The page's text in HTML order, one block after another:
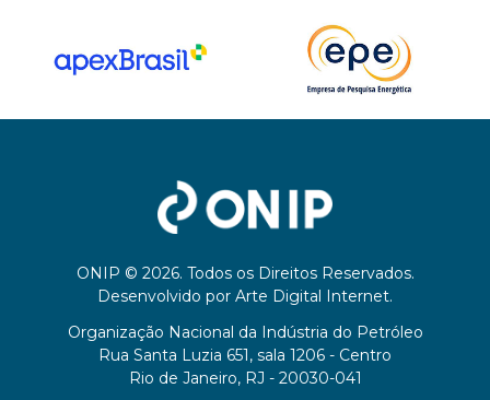
ONIP © 2026. Todos os Direitos Reservados.
Desenvolvido por Arte Digital Internet.
Organização Nacional da Indústria do Petróleo
Rua Santa Luzia 651, sala 1206 - Centro
Rio de Janeiro, RJ - 20030-041